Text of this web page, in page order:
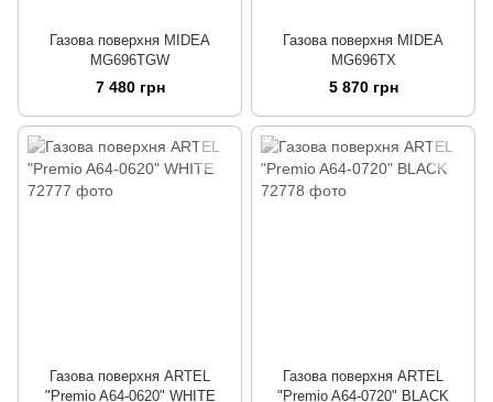
Газова поверхня MIDEA
MG696TGW
7 480 грн
Газова поверхня MIDEA
MG696TX
5 870 грн
Газова поверхня ARTEL
"Premio A64-0620" WHITE
Газова поверхня ARTEL
"Premio A64-0720" BLACK